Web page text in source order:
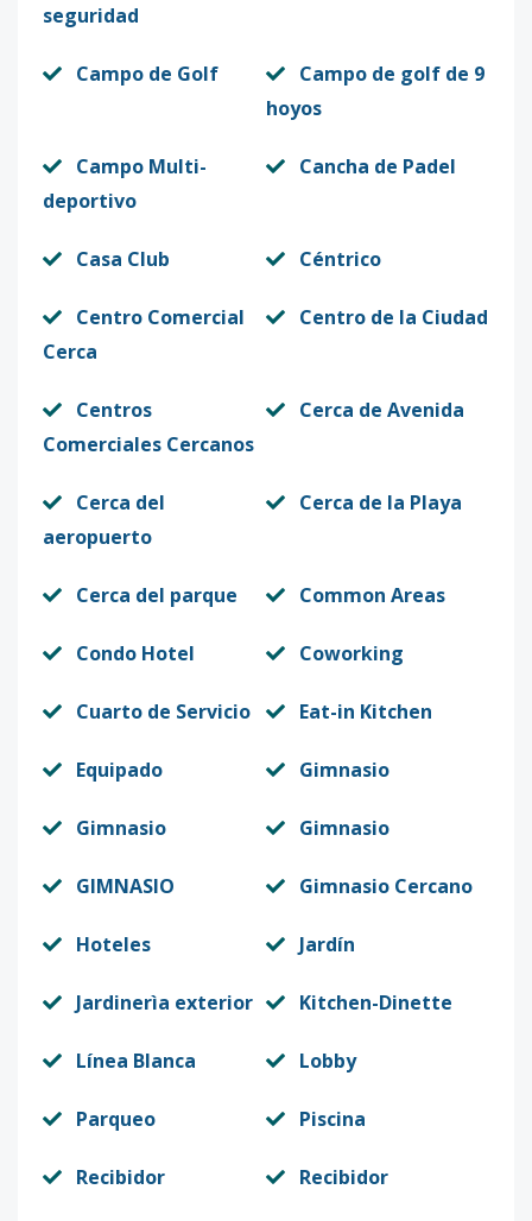
seguridad
Campo de Golf
Campo de golf de 9
hoyos
Campo Multi-
deportivo
Cancha de Padel
Casa Club Céntrico
Centro Comercial
Cerca
Centro de la Ciudad
Centros
Comerciales Cercanos
Cerca de Avenida
Cerca del
aeropuerto
Cerca de la Playa
Cerca del parque Common Areas
Condo Hotel Coworking
Cuarto de Servicio Eat-in Kitchen
Equipado Gimnasio
Gimnasio Gimnasio
GIMNASIO Gimnasio Cercano
Hoteles Jardín
Jardinerìa exterior Kitchen-Dinette
Línea Blanca Lobby
Parqueo Piscina
Recibidor Recibidor